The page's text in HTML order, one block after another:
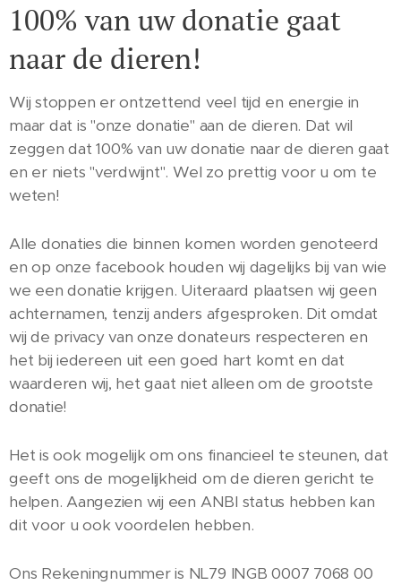
100% van uw donatie gaat
naar de dieren!
Wij stoppen er ontzettend veel tijd en energie in
maar dat is "onze donatie" aan de dieren. Dat wil
zeggen dat 100% van uw donatie naar de dieren gaat
en er niets "verdwijnt". Wel zo prettig voor u om te
weten!
Alle donaties die binnen komen worden genoteerd
en op onze facebook houden wij dagelijks bij van wie
we een donatie krijgen. Uiteraard plaatsen wij geen
achternamen, tenzij anders afgesproken. Dit omdat
wij de privacy van onze donateurs respecteren en
het bij iedereen uit een goed hart komt en dat
waarderen wij, het gaat niet alleen om de grootste
donatie!
Het is ook mogelijk om ons financieel te steunen, dat
geeft ons de mogelijkheid om de dieren gericht te
helpen. Aangezien wij een ANBI status hebben kan
dit voor u ook voordelen hebben.
Ons Rekeningnummer is NL79 INGB 0007 7068 00